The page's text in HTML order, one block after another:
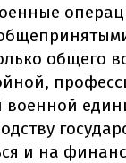
общего
военной
и на